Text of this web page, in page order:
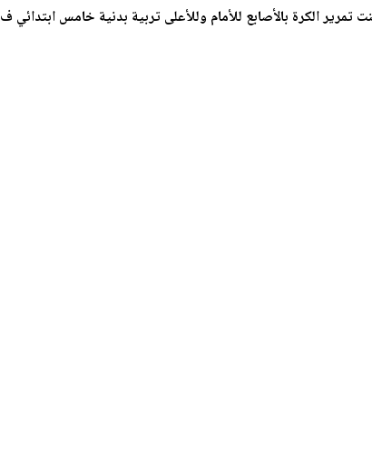
تمرير الكرة بالأصابع للأمام وللأعلى تربية بدنية خامس ابتدائي ف2